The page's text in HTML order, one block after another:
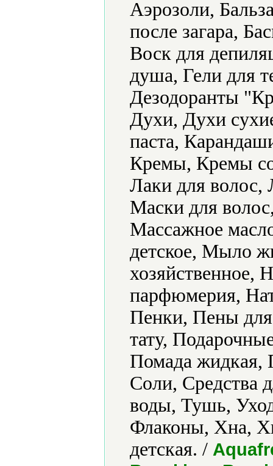
Аэрозоли,
после загара,
Воск для
душа, Гели для
Дезодоранты
Духи, Духи
паста,
Кремы, Кремы
Лаки для волос,
Маски для
Массажное
детское, Мыло
хозяйственное,
парфюмерия,
Пенки, Пены
тату,
Помада жидкая,
Соли, Средства
воды, Тушь,
Флаконы, Хна,
детская. /